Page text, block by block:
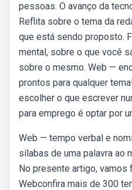
pessoas. O avanço da
Reflita sobre o tema da
que está sendo proposto.
mental, sobre o que você
sobre o mesmo. Web —
prontos para qualquer
escolher o que escrever
para emprego é optar por
Web — tempo verbal e
sílabas de uma palavra ao
No presente artigo, vamos
Webconfira mais de 300